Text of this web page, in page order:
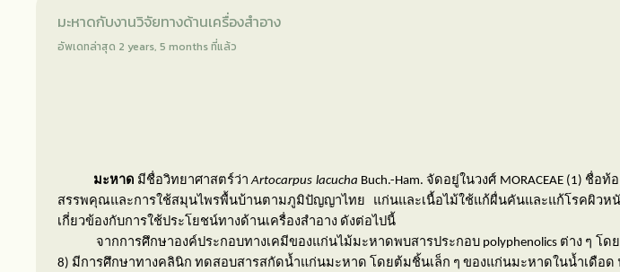
มะหาดกับงานวิจัยทางด้านเครื่องสำอาง
อัพเดทล่าสุด 2 years, 5 months ที่แล้ว
มะหาด มีชื่อวิทยาศาสตร์ว่าArtocarpus lacucha Buch.-Ham. จัดอยู่ในวงศ์ MORACEAE (1) ชื่อท้อ
สรรพคุณและการใช้สมุนไพรพื้นบ้านตามภูมิปัญญาไทย แก่นและเนื้อไม้ใช้แก้ผื่นคันและแก้โรคผิวห
เกี่ยวข้องกับการใช้ประโยชน์ทางด้านเครื่องสำอาง ดังต่อไปนี้
จากการศึกษาองค์ประกอบทางเคมีของแก่นไม้มะหาดพบสารประกอบ polyphenolics ต่าง ๆ โด
8) มีการศึกษาทางคลินิก ทดสอบสารสกัดน้ำแก่นมะหาด โดยต้มชิ้นเล็ก ๆ ของแก่นมะหาดในน้ำเดือด